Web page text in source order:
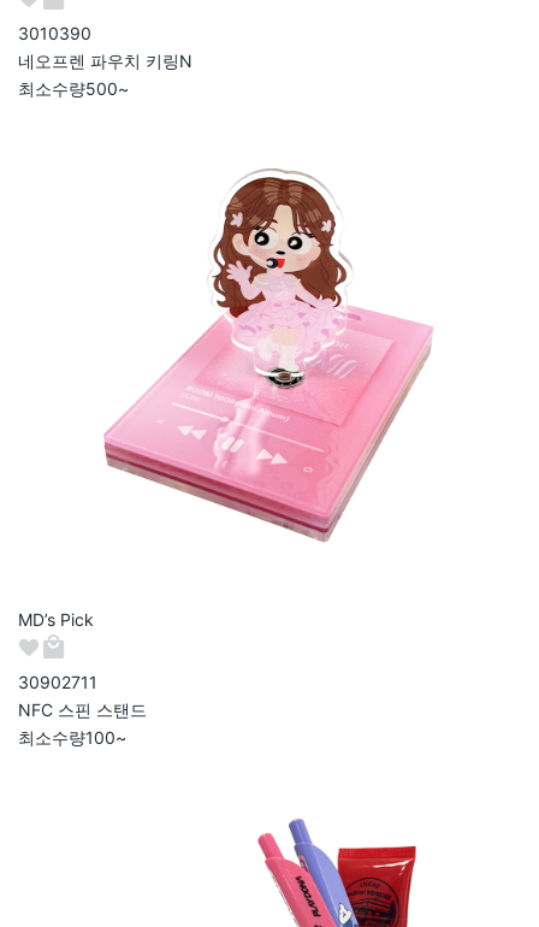
3010390
네오프렌 파우치 키링N
최소수량500~
MD’s Pick
30902711
NFC 스핀 스탠드
최소수량100~